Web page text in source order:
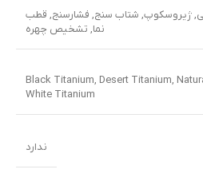
,ژیروسکوپ, شتاب سنج, فشارسنج, قطب
نما, تشخیص چهره
Black Titanium, Desert Titanium,
White Titanium
ندارد